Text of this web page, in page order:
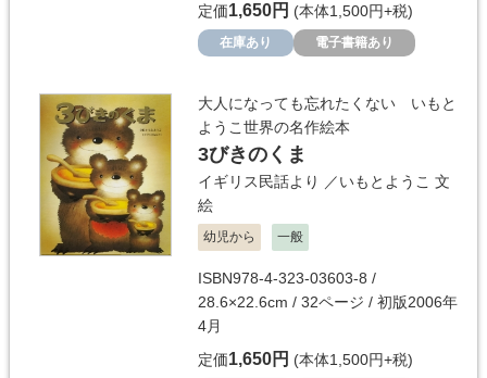
定価1,650円 (本体1,500円+税)
在庫あり 電子書籍あり
大人になっても忘れたくない いもと
ようこ世界の名作絵本
3びきのくま
イギリス民話より ／いもとようこ 文
絵
幼児から 一般
ISBN978-4-323-03603-8 /
28.6×22.6cm / 32ページ / 初版2006年
4月
定価1,650円 (本体1,500円+税)